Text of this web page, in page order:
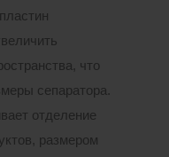
что
сепаратора.
отделение
размером